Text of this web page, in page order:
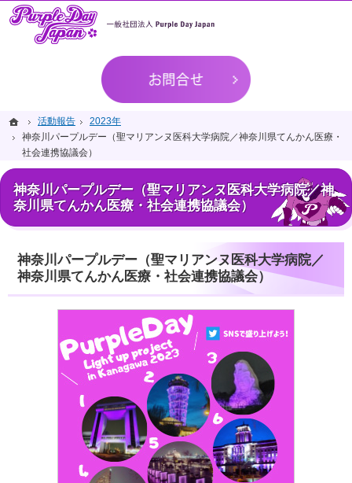
ホーム
活動報告
2023年
神奈川パープルデー（聖マリアンヌ医科大学病院／神奈川県てんかん医療・
社会連携協議会）
神奈川パープルデー（聖マリアンヌ医科大学病院／神
奈川県てんかん医療・社会連携協議会）
てんかんをもつ人が過ごしやすい世の中を実現。
てんかんをもつ人を応援するPurple Day Japan
神奈川パープルデー（聖マリアンヌ医科大学病院／
神奈川県てんかん医療・社会連携協議会）
ホーム
活動報告
2023年
神奈川パープルデー（聖マリアンヌ医科大学病院／神奈川県てんかん医療・
社会連携協議会）